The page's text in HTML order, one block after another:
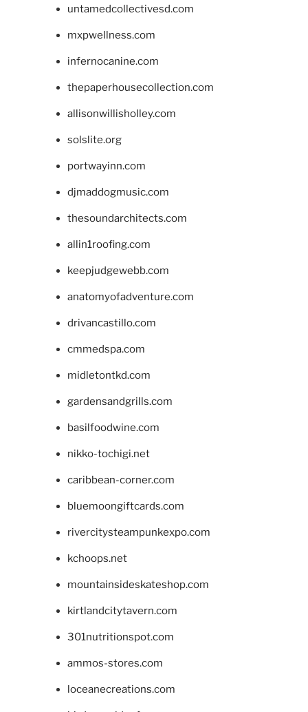
untamedcollectivesd.com
mxpwellness.com
infernocanine.com
thepaperhousecollection.com
allisonwillisholley.com
solslite.org
portwayinn.com
djmaddogmusic.com
thesoundarchitects.com
allin1roofing.com
keepjudgewebb.com
anatomyofadventure.com
drivancastillo.com
cmmedspa.com
midletontkd.com
gardensandgrills.com
basilfoodwine.com
nikko-tochigi.net
caribbean-corner.com
bluemoongiftcards.com
rivercitysteampunkexpo.com
kchoops.net
mountainsideskateshop.com
kirtlandcitytavern.com
301nutritionspot.com
ammos-stores.com
loceanecreations.com